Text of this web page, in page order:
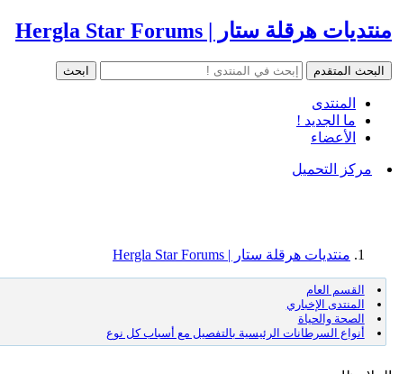
منتديات هرقلة ستار | Hergla Star Forums
المنتدى
ما الجديد !
الأعضاء
مركز التحميل
منتديات هرقلة ستار | Hergla Star Forums
القسم العام
المنتدى الإخباري
الصحة والحياة
أنواع السرطانات الرئيسية بالتفصيل مع أسباب كل نوع